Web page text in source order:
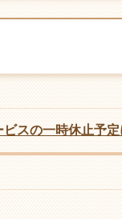
スの一時休止予